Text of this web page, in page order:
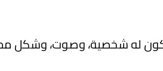
له شخصية، وصوت، وشكل